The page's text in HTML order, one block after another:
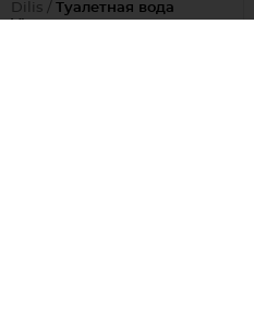
Dilis / Туалетная вода
Vivat